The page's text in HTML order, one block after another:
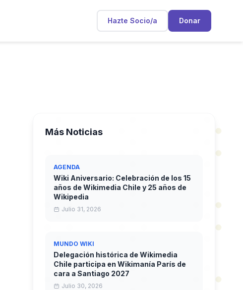
Hazte Socio/a Donar
Más Noticias
AGENDA
Wiki Aniversario: Celebración de los 15
años de Wikimedia Chile y 25 años de
Wikipedia
Julio 31, 2026
MUNDO WIKI
Delegación histórica de Wikimedia
Chile participa en Wikimanía París de
cara a Santiago 2027
Julio 30, 2026